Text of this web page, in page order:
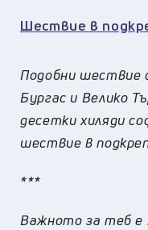
Шествие в
Подобни шествие
Бургас и Велико
десетки хиляди
шествие в
***
Важното за теб е